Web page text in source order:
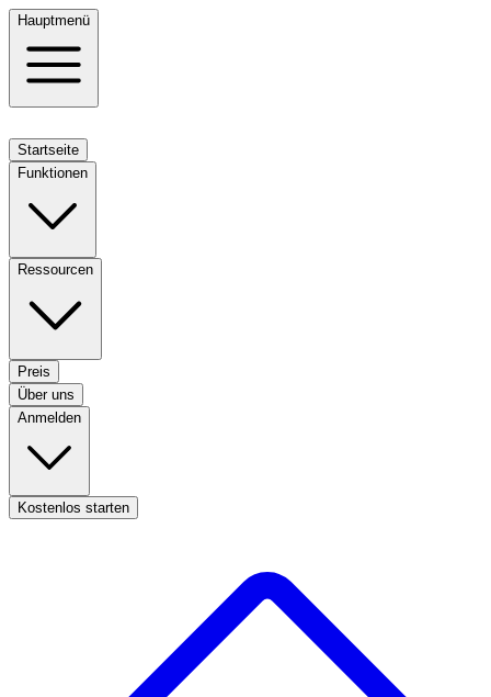
Hauptmenü
Startseite
Funktionen
Ressourcen
Preis
Über uns
Anmelden
Kostenlos starten